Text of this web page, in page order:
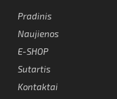
Pradinis
Naujienos
E-SHOP
Sutartis
Kontaktai